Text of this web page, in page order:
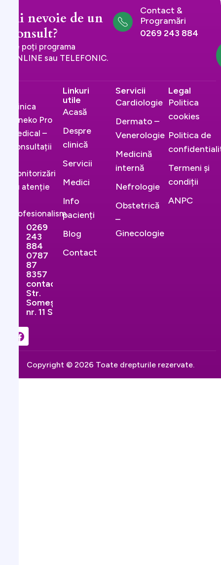
Ai nevoie de un
consult?
Te poți programa
ONLINE sau TELEFONIC.
Contact &
Programări
0269 243 884
Clinica
Gineko Pro
Medical –
Consultații
monitorizări
cu atenție
profesionalism.
0269
243
884
0787
87
8357
contact@ginekopromedical.ro
Str.
Someșului,
nr. 11 Sibiu
Linkuri
utile
Acasă
Despre
clinică
Servicii
Medici
Info
pacienți
Blog
Contact
Servicii
Cardiologie
Dermato –
Venerologie
Medicină
internă
Nefrologie
Obstetrică
–
Ginecologie
Legal
Politica
cookies
Politica de
Termeni și
condiții
ANPC
Copyright © 2026 Toate drepturile rezervate.